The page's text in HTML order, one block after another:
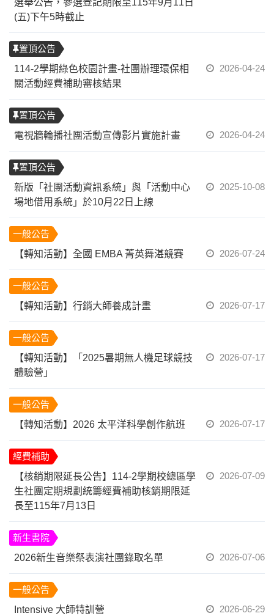
(五)下午5時截止
置頂公告
114-2學期綠色校園計畫-社團辦理環保相
關活動經費補助審核結果
2026-04-24
置頂公告
電視牆輪播社團活動宣傳影片實施計畫
2026-04-24
置頂公告
新版「社團活動資訊系統」與「活動中心
場地借用系統」於10月22日上線
2025-10-08
一般公告
【轉知活動】全國 EMBA 菁英舞湛競賽
2026-07-24
一般公告
【轉知活動】行銷大師養成計畫
2026-07-17
一般公告
【轉知活動】「2025暑期無人機足球競技
體驗營」
2026-07-17
一般公告
【轉知活動】2026 太平洋科學創作航班
2026-07-17
經費補助
【核銷期限延長公告】114-2學期校總區學
生社團定期規劃統籌經費補助核銷期限延
長至115年7月13日
2026-07-09
新生書院
2026新生音樂祭表演社團錄取名單
2026-07-06
一般公告
Intensive 大師特訓營
2026-06-29